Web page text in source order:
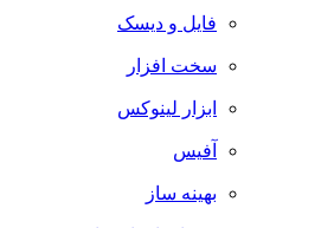
فایل و دیسک
سخت افزار
ابزار لینوکس
آفیس
بهینه ساز